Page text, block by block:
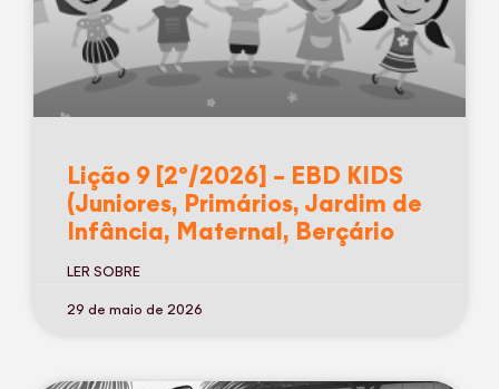
Lição 9 [2º/2026] – EBD KIDS
(Juniores, Primários, Jardim de
Infância, Maternal, Berçário
LER SOBRE
29 de maio de 2026